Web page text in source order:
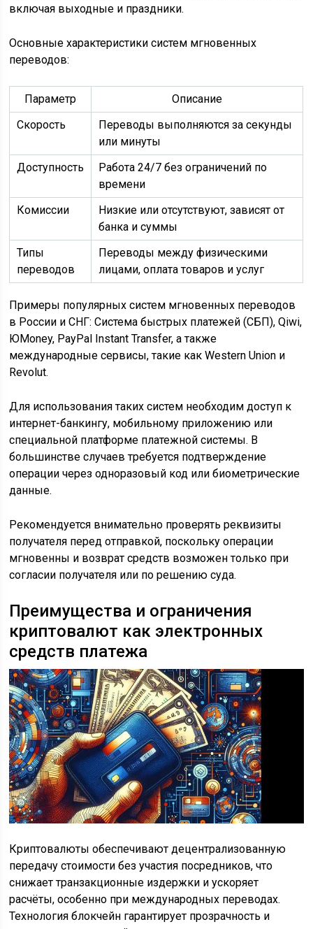
включая выходные и праздники.
Основные характеристики систем мгновенных
переводов:
Параметр
Описание
Скорость
Переводы выполняются за секунды
или минуты
Доступность
Работа 24/7 без ограничений по
времени
Комиссии
Низкие или отсутствуют, зависят от
банка и суммы
Типы
переводов
Переводы между физическими
лицами, оплата товаров и услуг
Примеры популярных систем мгновенных переводов
в России и СНГ: Система быстрых платежей (СБП), Qiwi,
ЮMoney, PayPal Instant Transfer, а также
международные сервисы, такие как Western Union и
Revolut.
Для использования таких систем необходим доступ к
интернет-банкингу, мобильному приложению или
специальной платформе платежной системы. В
большинстве случаев требуется подтверждение
операции через одноразовый код или биометрические
данные.
Рекомендуется внимательно проверять реквизиты
получателя перед отправкой, поскольку операции
мгновенны и возврат средств возможен только при
согласии получателя или по решению суда.
Преимущества и ограничения
криптовалют как электронных
средств платежа
Криптовалюты обеспечивают децентрализованную
передачу стоимости без участия посредников, что
снижает транзакционные издержки и ускоряет
расчёты, особенно при международных переводах.
Технология блокчейн гарантирует прозрачность и